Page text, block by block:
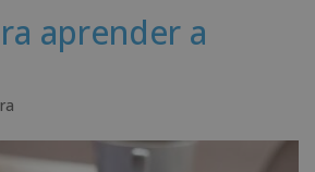
aprender a